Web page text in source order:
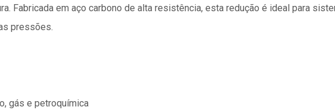
Fabricada em aço carbono de alta resistência, esta redução é ideal para
pressões.
gás e petroquímica